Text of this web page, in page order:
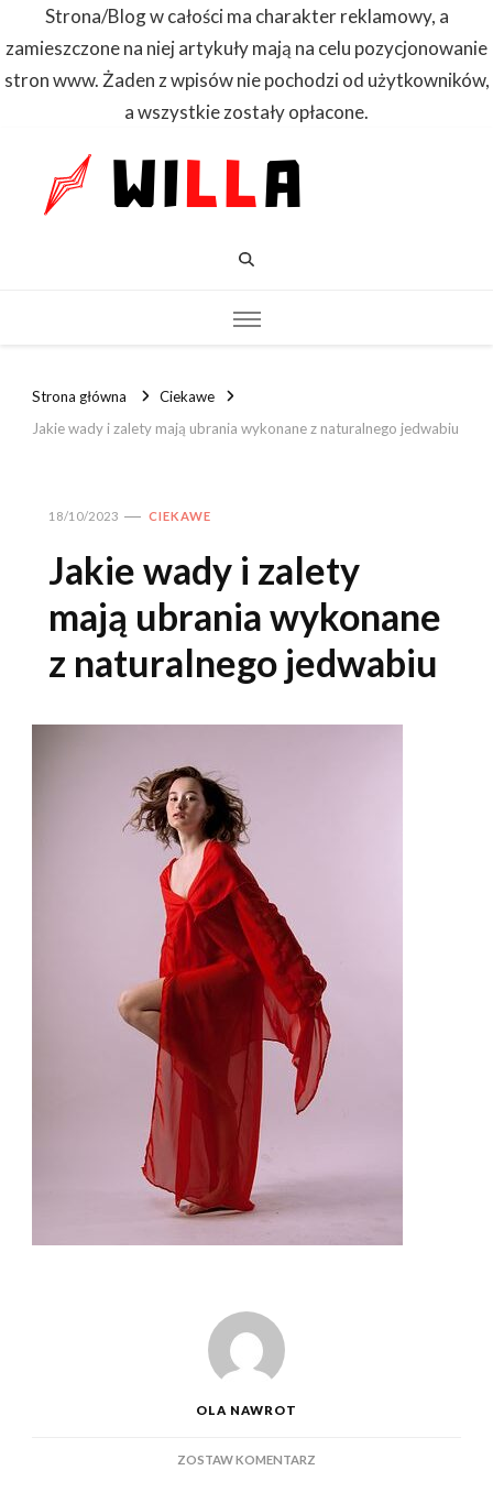
Strona/Blog w całości ma charakter reklamowy, a
zamieszczone na niej artykuły mają na celu pozycjonowanie
stron www. Żaden z wpisów nie pochodzi od użytkowników,
a wszystkie zostały opłacone.
Strona główna
Ciekawe
Jakie wady i zalety mają ubrania wykonane z naturalnego jedwabiu
18/10/2023 CIEKAWE
Jakie wady i zalety
mają ubrania wykonane
z naturalnego jedwabiu
OLA NAWROT
ZOSTAW KOMENTARZ